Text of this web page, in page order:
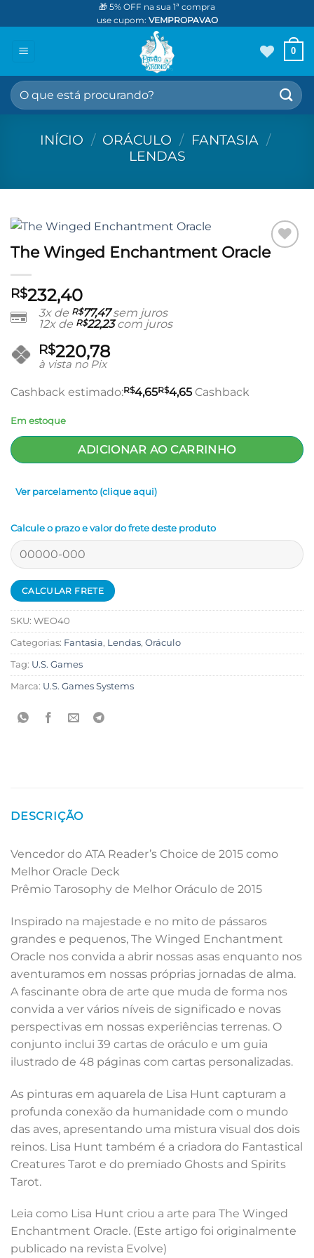
to
🎁 5% OFF na sua 1ª compra
use cupom: VEMPROPAVAO
0
Pesquisar
por:
INÍCIO / ORÁCULO / FANTASIA /
LENDAS
Adicionar
The Winged Enchantment Oracle
R$232,40
3x de R$77,47sem juros
12x de R$22,23com juros
R$220,78
à vista no Pix
Cashback estimado:R$4,65R$4,65 Cashback
Em estoque
ADICIONAR AO CARRINHO
Ver parcelamento (clique aqui)
Calcule o prazo e valor do frete deste produto
SKU: WEO40
Categorias: Fantasia, Lendas, Oráculo
Tag: U.S. Games
Marca: U.S. Games Systems
DESCRIÇÃO
Vencedor do ATA Reader’s Choice de 2015 como
Melhor Oracle Deck
Prêmio Tarosophy de Melhor Oráculo de 2015
Inspirado na majestade e no mito de pássaros
grandes e pequenos, The Winged Enchantment
Oracle nos convida a abrir nossas asas enquanto nos
aventuramos em nossas próprias jornadas de alma.
A fascinante obra de arte que muda de forma nos
convida a ver vários níveis de significado e novas
perspectivas em nossas experiências terrenas. O
conjunto inclui 39 cartas de oráculo e um guia
ilustrado de 48 páginas com cartas personalizadas.
As pinturas em aquarela de Lisa Hunt capturam a
profunda conexão da humanidade com o mundo
das aves, apresentando uma mistura visual dos dois
reinos. Lisa Hunt também é a criadora do Fantastical
Creatures Tarot e do premiado Ghosts and Spirits
Tarot.
Leia como Lisa Hunt criou a arte para The Winged
Enchantment Oracle. (Este artigo foi originalmente
publicado na revista Evolve)